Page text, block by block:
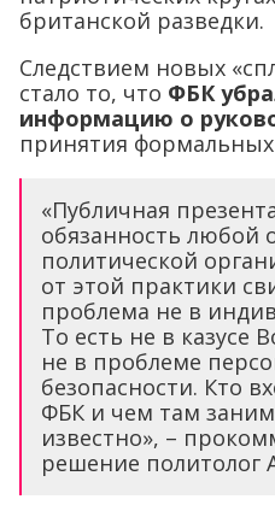
британской разведки.
Следствием новых
стало то, что ФБК
информацию о
принятия
«Публичная
обязанность любой
политической
от этой практики
проблема не в
То есть не в казусе
не в проблеме
безопасности. Кто
ФБК и чем там
известно», –
решение политолог